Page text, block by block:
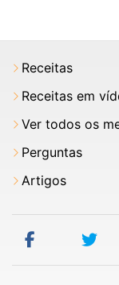
Receitas
Receitas em
Ver todos os
Perguntas
Artigos
facebook